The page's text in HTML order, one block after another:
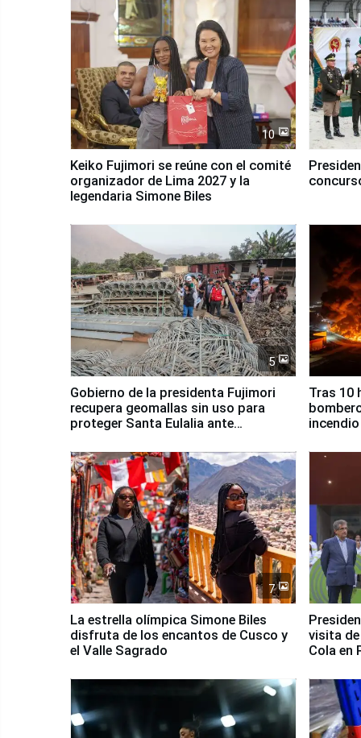
10
Keiko Fujimori se reúne con el comité
organizador de Lima 2027 y la
legendaria Simone Biles
5
Gobierno de la presidenta Fujimori
recupera geomallas sin uso para
proteger Santa Eulalia ante
Tras 10
7
La estrella olímpica Simone Biles
disfruta de los encantos de Cusco y
el Valle Sagrado
visita
Cola en